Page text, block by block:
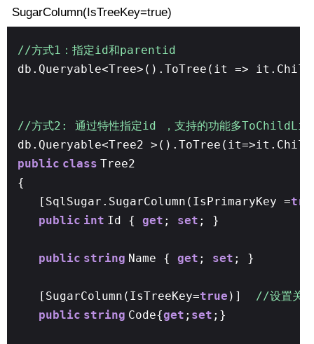
SugarColumn(IsTreeKey=true)
//方式1：指定id和parentid
db.Queryable<Tree>().ToTree(it =>
//方式2: 通过特性指定id ，支持的功能多
db.Queryable<Tree2
public class Tree2
{
[SqlSugar.SugarColumn(IsPrimaryKey =
public int Id { get ; set ; }
public string Name { get ; set ; }
[SugarColumn(IsTreeKey=true )] //设置关
public string Code{get ; set ;}